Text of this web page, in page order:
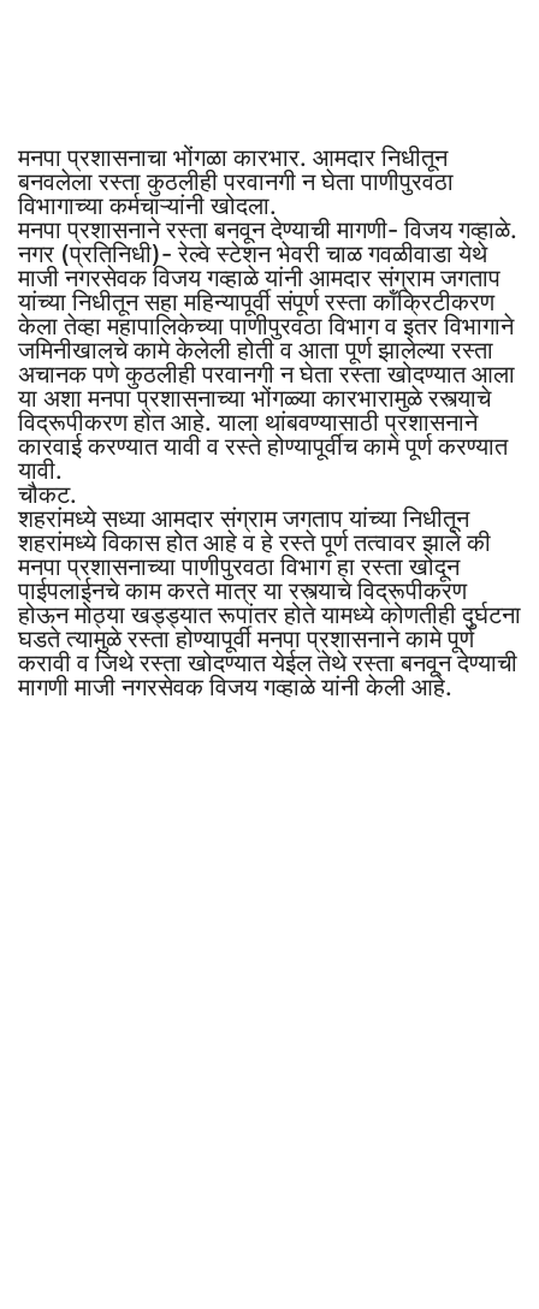
मनपा प्रशासनाचा भोंगळा कारभार. आमदार निधीतून
बनवलेला रस्ता कुठलीही परवानगी न घेता पाणीपुरवठा
विभागाच्या कर्मचाऱ्यांनी खोदला.
मनपा प्रशासनाने रस्ता बनवून देण्याची मागणी- विजय गव्हाळे.
नगर (प्रतिनिधी)- रेल्वे स्टेशन भेवरी चाळ गवळीवाडा येथे
माजी नगरसेवक विजय गव्हाळे यांनी आमदार संग्राम जगताप
यांच्या निधीतून सहा महिन्यापूर्वी संपूर्ण रस्ता कॉंक्रिटीकरण
केला तेव्हा महापालिकेच्या पाणीपुरवठा विभाग व इतर विभागाने
जमिनीखालचे कामे केलेली होती व आता पूर्ण झालेल्या रस्ता
अचानक पणे कुठलीही परवानगी न घेता रस्ता खोदण्यात आला
या अशा मनपा प्रशासनाच्या भोंगळ्या कारभारामुळे रस्त्याचे
विद्रूपीकरण होत आहे. याला थांबवण्यासाठी प्रशासनाने
कारवाई करण्यात यावी व रस्ते होण्यापूर्वीच कामे पूर्ण करण्यात
यावी.
चौकट.
शहरांमध्ये सध्या आमदार संग्राम जगताप यांच्या निधीतून
शहरांमध्ये विकास होत आहे व हे रस्ते पूर्ण तत्वावर झाले की
मनपा प्रशासनाच्या पाणीपुरवठा विभाग हा रस्ता खोदून
पाईपलाईनचे काम करते मात्र या रस्त्याचे विद्रूपीकरण
होऊन मोठ्या खड्ड्यात रूपांतर होते यामध्ये कोणतीही दुर्घटना
घडते त्यामुळे रस्ता होण्यापूर्वी मनपा प्रशासनाने कामे पूर्ण
करावी व जिथे रस्ता खोदण्यात येईल तेथे रस्ता बनवून देण्याची
मागणी माजी नगरसेवक विजय गव्हाळे यांनी केली आहे.